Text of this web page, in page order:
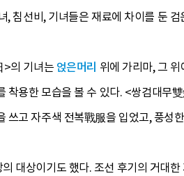
침선비, 기녀들은 재료에 차이를 둔 검
>의 기녀는 얹은머리 위에 가리마, 그
착용한 모습을 볼 수 있다. <쌍검대무
고 자주색 전복戰服을 입었고, 풍성
대상이기도 했다. 조선 후기의 거대